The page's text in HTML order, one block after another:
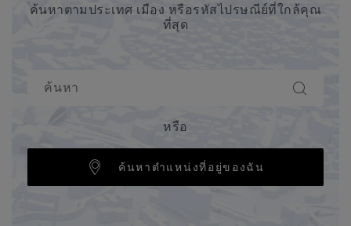
ค้นหาตามประเทศ เมือง หรือรหัสไปรษณีย์ที่ใกล้คุณ
ที่สุด
หรือ
ค้นหาตำแหน่งที่อยู่ของฉัน